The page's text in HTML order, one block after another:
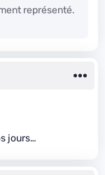
représenté.
jours…